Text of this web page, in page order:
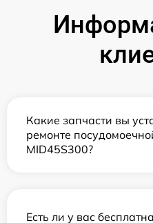
Какие запчасти вы
ремонте
MID45S300?
Есть ли у вас